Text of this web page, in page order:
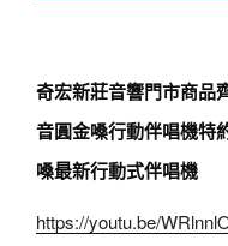
奇宏新莊音響門市商品
音圓金嗓行動伴唱機特
嗓最新行動式伴唱機
https://youtu.be/